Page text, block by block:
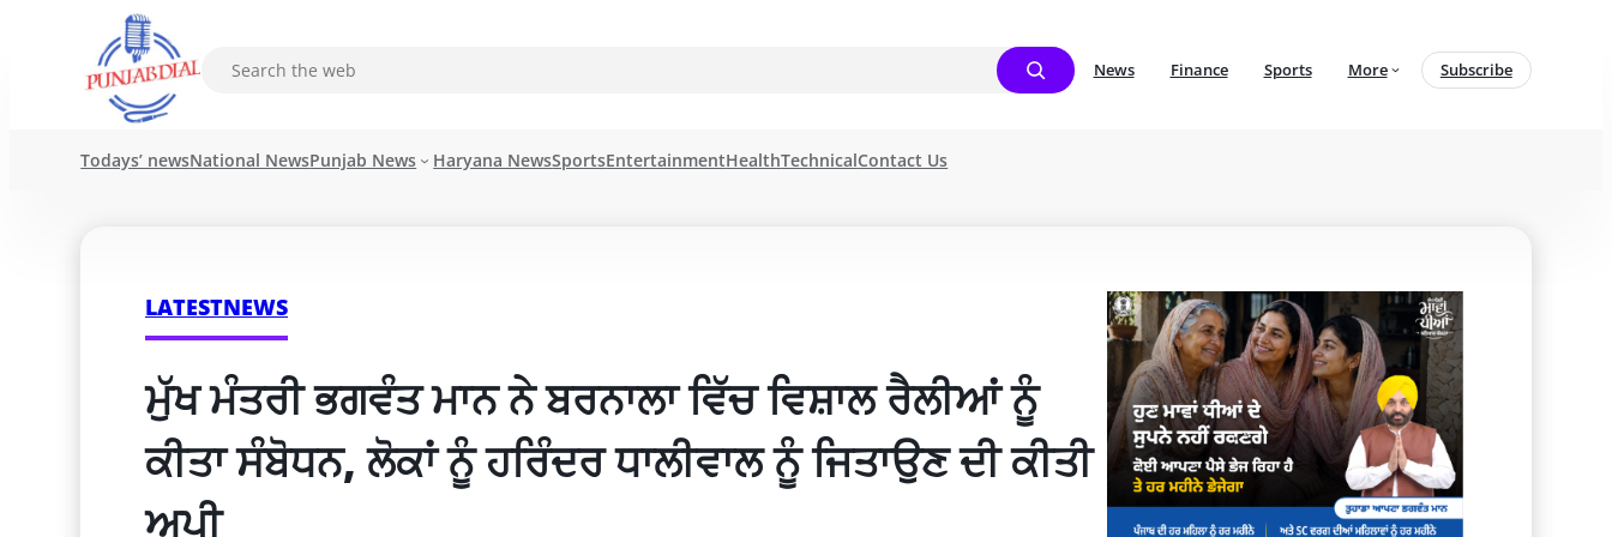
News Finance Sports More Subscribe
Todays’ newsNational NewsPunjab News Haryana NewsSportsEntertainmentHealthTechnicalContact Us
LATESTNEWS
ਮੁੱਖ ਮੰਤਰੀ ਭਗਵੰਤ ਮਾਨ ਨੇ ਬਰਨਾਲਾ ਵਿੱਚ ਵਿਸ਼ਾਲ ਰੈਲੀਆਂ ਨੂੰ
ਕੀਤਾ ਸੰਬੋਧਨ, ਲੋਕਾਂ ਨੂੰ ਹਰਿੰਦਰ ਧਾਲੀਵਾਲ ਨੂੰ ਜਿਤਾਉਣ ਦੀ ਕੀਤੀ
ਅਪੀ